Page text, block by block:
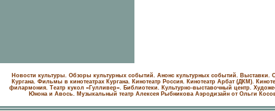
Новости культуры. Обзоры культурных событий. Анонс культурных событий. Выставки.
Кургана. Фильмы в кинотеатрах Кургана.
Кинотеатр Россия. Кинотеатр Арбат (ДКМ).
филармония. Театр кукол «Гулливер». Библиотеки. Культурно-выставочный центр.
Юнона и Авось. Музыкальный театр Алексея Рыбникова Аэродизайн от Ольги